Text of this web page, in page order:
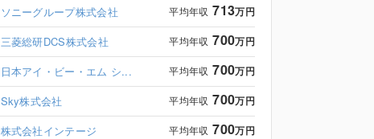
ソニーグループ株式会社 平均年収 713万円
三菱総研DCS株式会社 平均年収 700万円
日本アイ・ビー・エム シ... 平均年収 700万円
Sky株式会社 平均年収 700万円
株式会社インテージ 平均年収 700万円